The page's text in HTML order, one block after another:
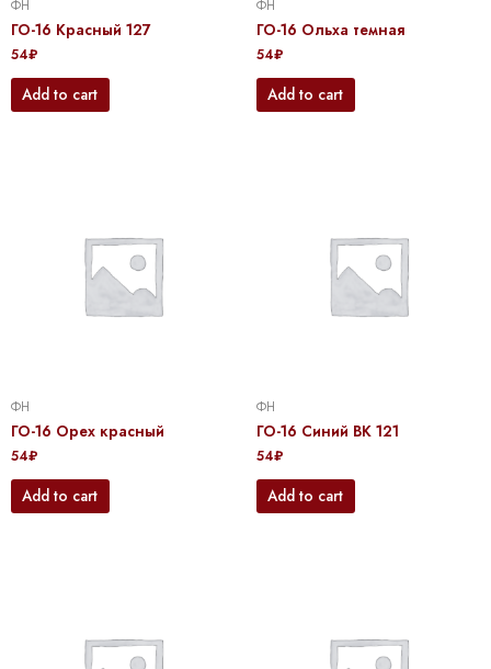
ФН
ГО-16 Красный 127
54₽
Add to cart
ФН
ГО-16 Ольха темная
54₽
Add to cart
ФН
ГО-16 Орех красный
54₽
Add to cart
ФН
ГО-16 Синий BK 121
54₽
Add to cart